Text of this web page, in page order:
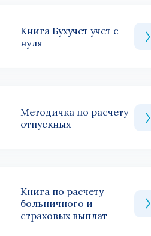
Книга Бухучет учет с
нуля
Методичка по расчету
отпускных
Книга по расчету
больничного и
страховых выплат